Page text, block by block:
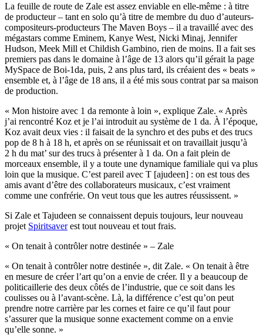
La feuille de route de Zale est assez enviable en elle-même : à titre
de producteur – tant en solo qu’à titre de membre du duo d’auteurs-
compositeurs-producteurs The Maven Boys – il a travaillé avec des
mégastars comme Eminem, Kanye West, Nicki Minaj, Jennifer
Hudson, Meek Mill et Childish Gambino, rien de moins. Il a fait ses
premiers pas dans le domaine à l’âge de 13 alors qu’il gérait la page
MySpace de Boi-1da, puis, 2 ans plus tard, ils créaient des « beats »
ensemble et, à l’âge de 18 ans, il a été mis sous contrat par sa maison
de production.
« Mon histoire avec 1 da remonte à loin », explique Zale. « Après
j’ai rencontré Koz et je l’ai introduit au système de 1 da. À l’époque,
Koz avait deux vies : il faisait de la synchro et des pubs et des trucs
pop de 8 h à 18 h, et après on se réunissait et on travaillait jusqu’à
2 h du mat’ sur des trucs à présenter à 1 da. On a fait plein de
morceaux ensemble, il y a toute une dynamique familiale qui va plus
loin que la musique. C’est pareil avec T [ajudeen] : on est tous des
amis avant d’être des collaborateurs musicaux, c’est vraiment
comme une confrérie. On veut tous que les autres réussissent. »
Si Zale et Tajudeen se connaissent depuis toujours, leur nouveau
projet Spiritsaverest tout nouveau et tout frais.
« On tenait à contrôler notre destinée » – Zale
« On tenait à contrôler notre destinée », dit Zale. « On tenait à être
en mesure de créer l’art qu’on a envie de créer. Il y a beaucoup de
politicaillerie des deux côtés de l’industrie, que ce soit dans les
coulisses ou à l’avant-scène. Là, la différence c’est qu’on peut
prendre notre carrière par les cornes et faire ce qu’il faut pour
s’assurer que la musique sonne exactement comme on a envie
qu’elle sonne. »